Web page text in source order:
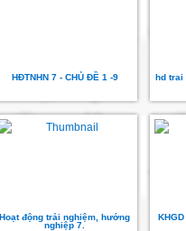
HĐTNHN 7 - CHỦ ĐỀ 1 -9 hd trai
Hoạt động trải nghiệm, hướng
nghiệp 7.